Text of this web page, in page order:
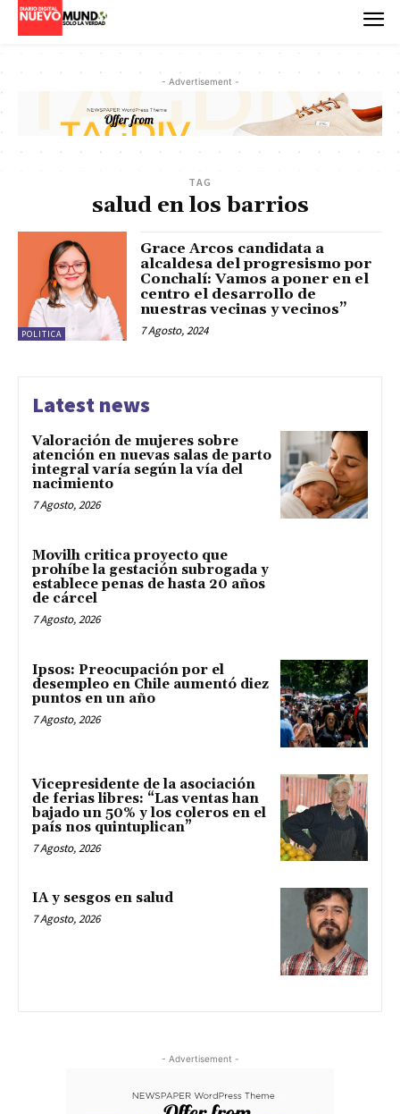
- Advertisement -
TAG
salud en los barrios
POLITICA
Grace Arcos candidata a
alcaldesa del progresismo por
Conchalí: Vamos a poner en el
centro el desarrollo de
nuestras vecinas y vecinos”
7 Agosto, 2024
Latest news
Valoración de mujeres sobre
atención en nuevas salas de parto
integral varía según la vía del
nacimiento
7 Agosto, 2026
Movilh critica proyecto que
prohíbe la gestación subrogada y
establece penas de hasta 20 años
de cárcel
7 Agosto, 2026
Ipsos: Preocupación por el
desempleo en Chile aumentó diez
puntos en un año
7 Agosto, 2026
Vicepresidente de la asociación
de ferias libres: “Las ventas han
bajado un 50% y los coleros en el
país nos quintuplican”
7 Agosto, 2026
IA y sesgos en salud
7 Agosto, 2026
- Advertisement -